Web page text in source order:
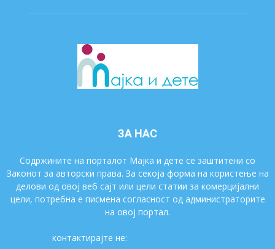
ЗА НАС
Содржините на порталот Мајка и дете се заштитени со
Законот за авторски права. За секоја форма на користење на
делови од овој веб сајт или цели статии за комерцијални
цели, потребна е писмена согласност од администраторите
на овој портал.
контактирајте не: